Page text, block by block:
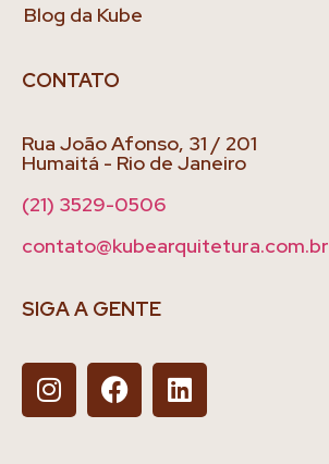
Blog da Kube
CONTATO
Rua João Afonso, 31 / 201
Humaitá - Rio de Janeiro
(21) 3529-0506
contato@kubearquitetura.com.br
SIGA A GENTE